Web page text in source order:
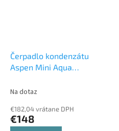
Čerpadlo kondenzátu
Aspen Mini Aqua
kondenzu
Na dotaz
€182,04 vrátane DPH
€148